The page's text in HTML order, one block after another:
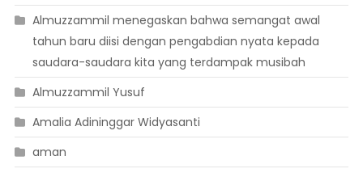
Almuzzammil menegaskan bahwa semangat awal
tahun baru diisi dengan pengabdian nyata kepada
saudara-saudara kita yang terdampak musibah
Almuzzammil Yusuf
Amalia Adininggar Widyasanti
aman